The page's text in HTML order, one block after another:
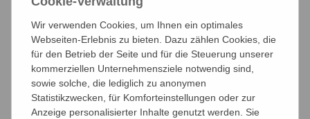
Anzahl der Reisenden
Mit wieviel Personen möchten Sie reisen?
Anzahl Erwachsene*
Wir verwenden Cookies, um Ihnen ein optimales
Webseiten-Erlebnis zu bieten. Dazu zählen Cookies, die
für den Betrieb der Seite und für die Steuerung unserer
kommerziellen Unternehmensziele notwendig sind,
sowie solche, die lediglich zu anonymen
Statistikzwecken, für Komforteinstellungen oder zur
Anzeige personalisierter Inhalte genutzt werden. Sie